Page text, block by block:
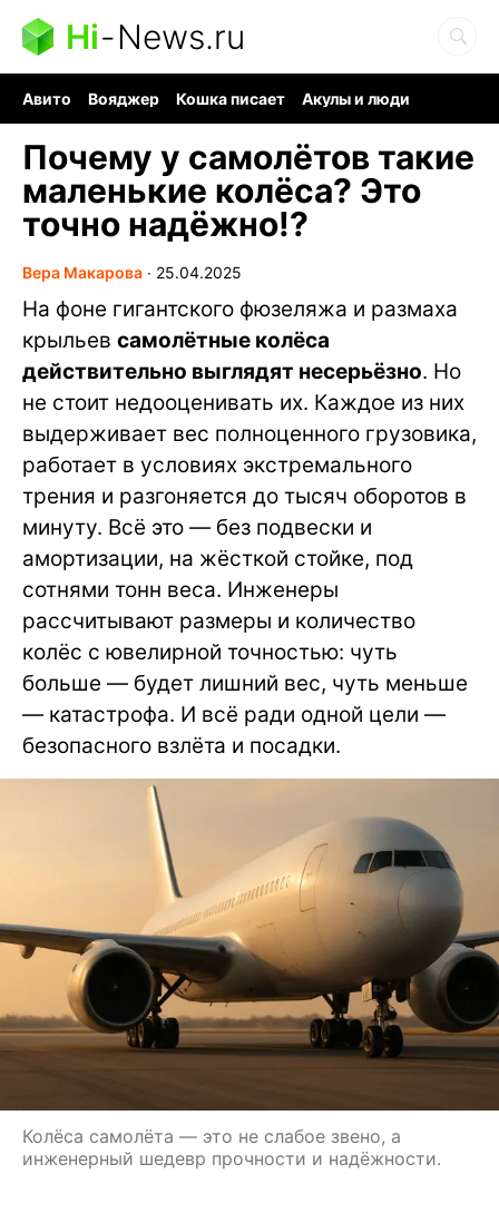
Hi-News.ru
Авито Вояджер Кошка писает
Акулы и люди
Почему у самолётов такие
маленькие колёса? Это
точно надёжно!?
Вера Макарова ∙ 25.04.2025
На фоне гигантского фюзеляжа и размаха
крыльев самолётные колёса
действительно выглядят несерьёзно. Но
не стоит недооценивать их. Каждое из них
выдерживает вес полноценного грузовика,
работает в условиях экстремального
трения и разгоняется до тысяч оборотов в
минуту. Всё это — без подвески и
амортизации, на жёсткой стойке, под
сотнями тонн веса. Инженеры
рассчитывают размеры и количество
колёс с ювелирной точностью: чуть
больше — будет лишний вес, чуть меньше
— катастрофа. И всё ради одной цели —
безопасного взлёта и посадки.
Колёса самолёта — это не слабое звено, а
инженерный шедевр прочности и надёжности.